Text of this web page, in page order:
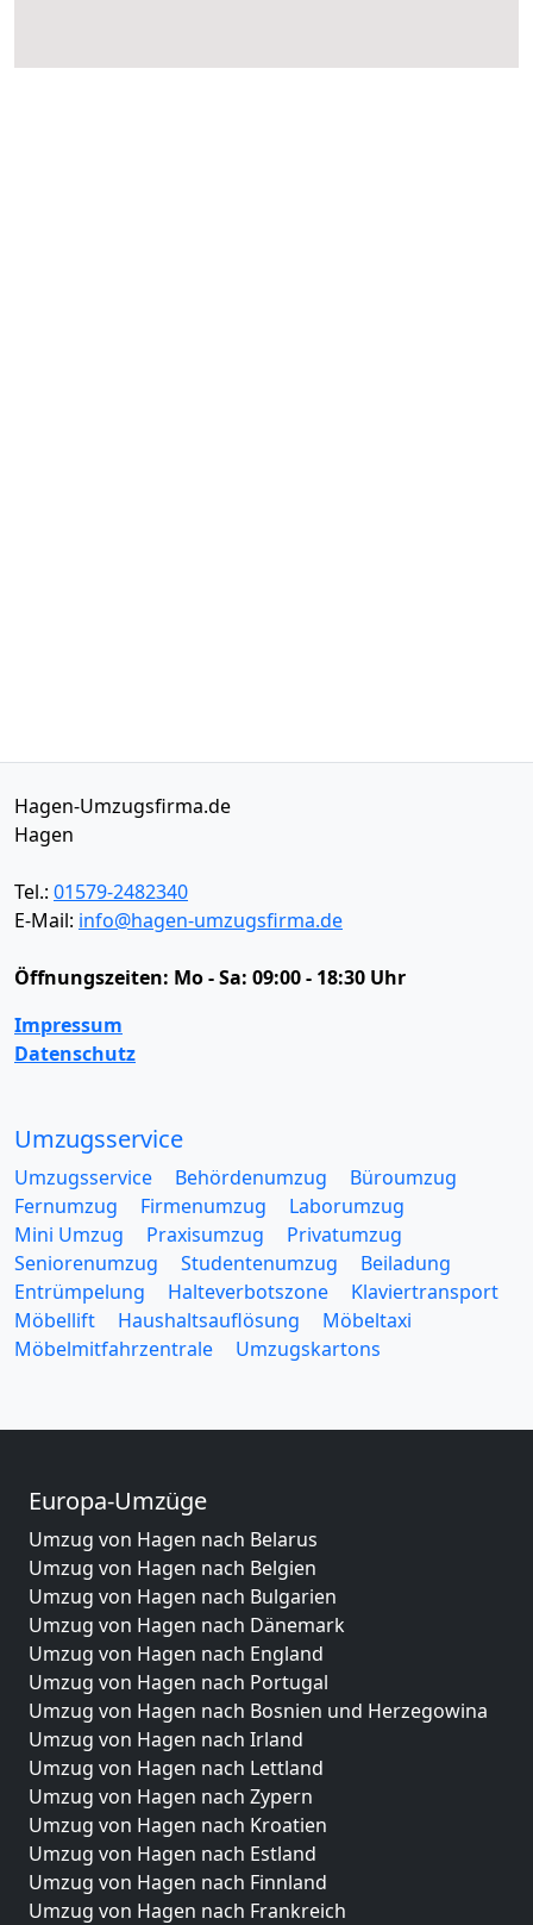
Hagen-Umzugsfirma.de
Hagen
Tel.: 01579-2482340
E-Mail: info@hagen-umzugsfirma.de
Öffnungszeiten: Mo - Sa: 09:00 - 18:30 Uhr
Impressum
Datenschutz
Umzugsservice
Umzugsservice Behördenumzug
Büroumzug
Fernumzug
Firmenumzug
Laborumzug
Mini Umzug
Praxisumzug
Privatumzug
Seniorenumzug
Studentenumzug
Beiladung
Entrümpelung
Halteverbotszone
Klaviertransport
Möbellift
Haushaltsauflösung
Möbeltaxi
Möbelmitfahrzentrale
Umzugskartons
Europa-Umzüge
Umzug von Hagen nach Belarus
Umzug von Hagen nach Belgien
Umzug von Hagen nach Bulgarien
Umzug von Hagen nach Dänemark
Umzug von Hagen nach England
Umzug von Hagen nach Portugal
Umzug von Hagen nach Bosnien und Herzegowina
Umzug von Hagen nach Irland
Umzug von Hagen nach Lettland
Umzug von Hagen nach Zypern
Umzug von Hagen nach Kroatien
Umzug von Hagen nach Estland
Umzug von Hagen nach Finnland
Umzug von Hagen nach Frankreich